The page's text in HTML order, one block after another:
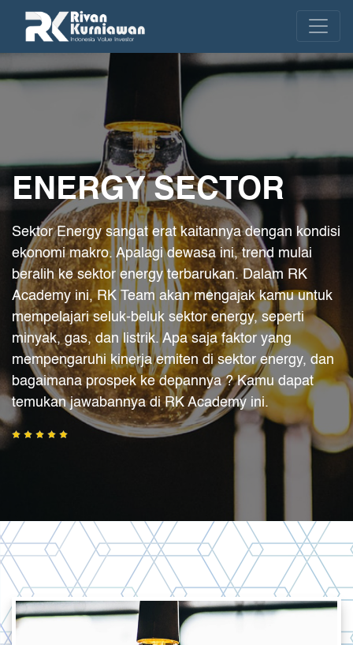
ENERGY SECTOR
Sektor Energy sangat erat kaitannya dengan kondisi
ekonomi makro. Apalagi dewasa ini, trend mulai
beralih ke sektor energy terbarukan. Dalam RK
Academy ini, RK Team akan mengajak kamu untuk
mempelajari seluk-beluk sektor energy, seperti
minyak, gas, dan listrik. Apa saja faktor yang
mempengaruhi kinerja emiten di sektor energy, dan
bagaimana prospek ke depannya ? Kamu dapat
temukan jawabannya di RK Academy ini.